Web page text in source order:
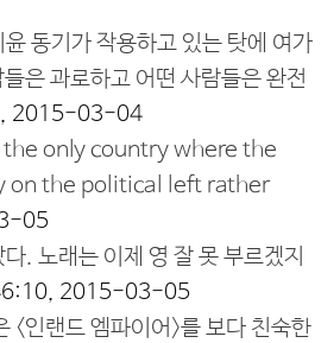
동기가 작용하고 있는 탓에 여가
은 과로하고 어떤 사람들은 완전
2015-03-04
the only country where the
on the political left rather
05
. 노래는 이제 영 잘 못 부르겠지
2015-03-05
<인랜드 엠파이어>를 보다 친숙한